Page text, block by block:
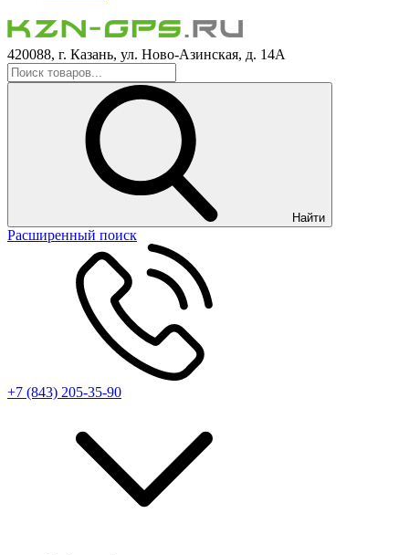
420088, г. Казань, ул. Ново-Азинская, д. 14А
Найти
Расширенный поиск
+7 (843) 205-35-90